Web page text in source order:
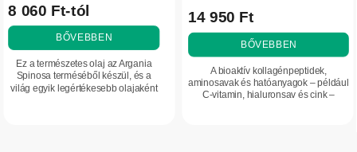
átlagos
értékelése
ből
4,3
csillag.
8 060 Ft-tól
BŐVEBBEN
Ez a természetes olaj az Argania
Spinosa terméséből készül, és a
világ egyik legértékesebb olajaként
átlagos
értékelése
5-
5,0
csillag.
14 950 Ft
BŐVEBBEN
A bioaktív kollagénpeptidek,
aminosavak és hatóanyagok – például
C-vitamin, hialuronsav és cink –